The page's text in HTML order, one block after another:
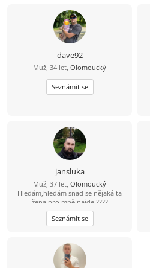
dave92
Muž, 34 let, Olomoucký
Seznámit se
jansluka
Muž, 37 let, Olomoucký
Hledám,hledám snad se nějaká ta
žena pro mně najde ????
Seznámit se